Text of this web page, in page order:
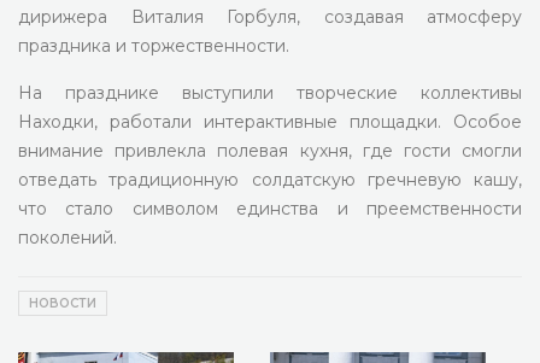
дирижера Виталия Горбуля, создавая атмосферу
праздника и торжественности.
На празднике выступили творческие коллективы
Находки, работали интерактивные площадки. Особое
внимание привлекла полевая кухня, где гости смогли
отведать традиционную солдатскую гречневую кашу,
что стало символом единства и преемственности
поколений.
НОВОСТИ